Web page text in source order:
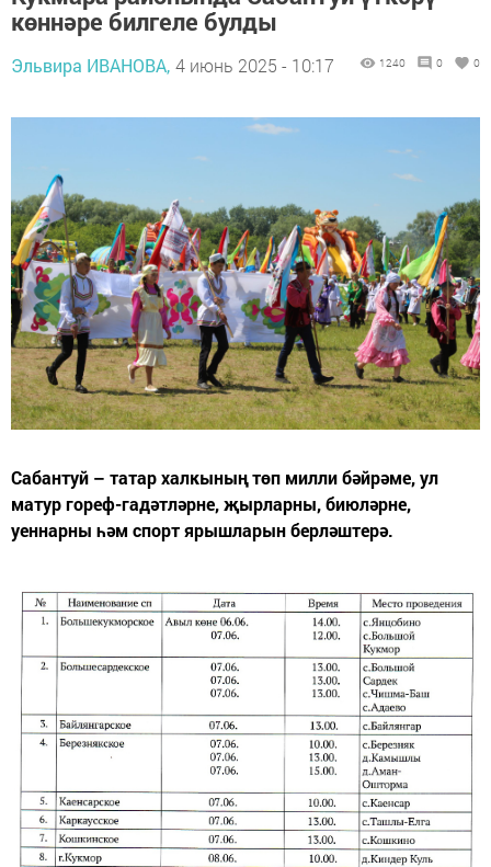
көннәре билгеле булды
Эльвира ИВАНОВА, 4 июнь 2025 - 10:17 1240 0 0
Сабантуй – татар халкының төп милли бәйрәме, ул
матур гореф-гадәтләрне, җырларны, биюләрне,
уеннарны һәм спорт ярышларын берләштерә.